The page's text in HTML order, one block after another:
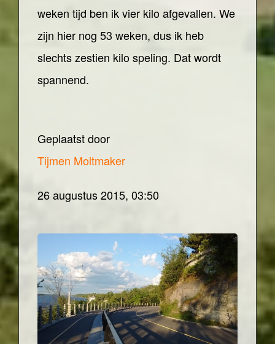
weken tijd ben ik vier kilo afgevallen. We
zijn hier nog 53 weken, dus ik heb
slechts zestien kilo speling. Dat wordt
spannend.
Geplaatst door
Tijmen Moltmaker
26 augustus 2015, 03:50